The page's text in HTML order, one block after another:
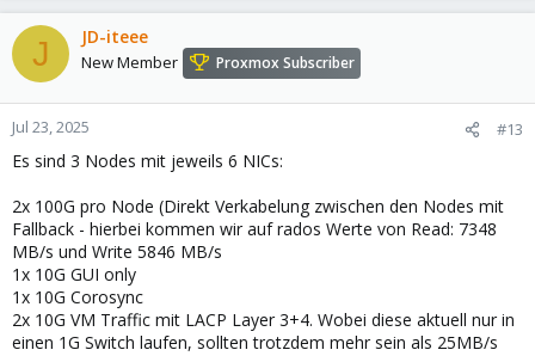
Danke schonmal im voraus
J JD-iteee
New Member Proxmox Subscriber
Jul 23, 2025 #13
Es sind 3 Nodes mit jeweils 6 NICs:
2x 100G pro Node (Direkt Verkabelung zwischen den Nodes mit
Fallback - hierbei kommen wir auf rados Werte von Read: 7348
MB/s und Write 5846 MB/s
1x 10G GUI only
1x 10G Corosync
2x 10G VM Traffic mit LACP Layer 3+4. Wobei diese aktuell nur in
einen 1G Switch laufen, sollten trotzdem mehr sein als 25MB/s